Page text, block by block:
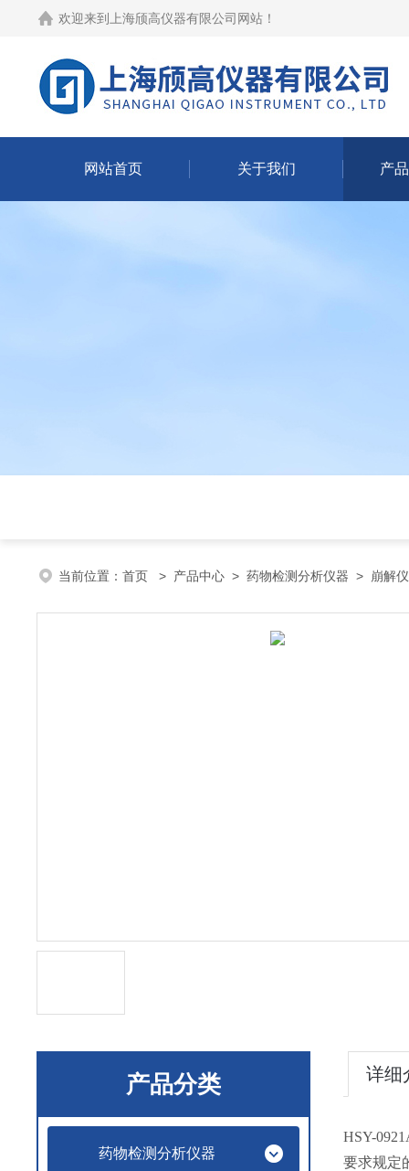
欢迎来到 上海颀高仪器有限公司网站 ！
网站首页 关于我们 产
当前位置： 首页 > 产品中心 > 药物检测分析仪器 > 崩解仪
产品分类
药物检测分析仪器
详细
HSY-
要求规定